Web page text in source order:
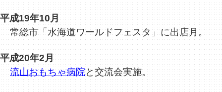
平成19年10月
常総市「水海道ワールドフェスタ」に出店月。
平成20年2月
流山おもちゃ病院と交流会実施。